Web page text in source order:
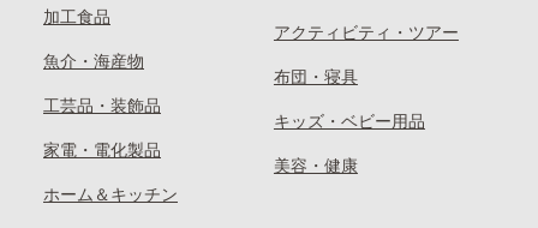
加工食品
魚介・海産物
工芸品・装飾品
家電・電化製品
ホーム＆キッチン
アクティビティ・ツアー
布団・寝具
キッズ・ベビー用品
美容・健康